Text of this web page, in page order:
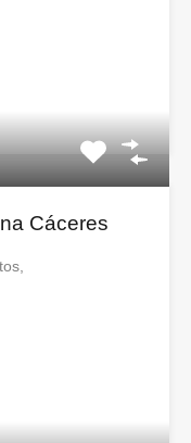
Cáceres